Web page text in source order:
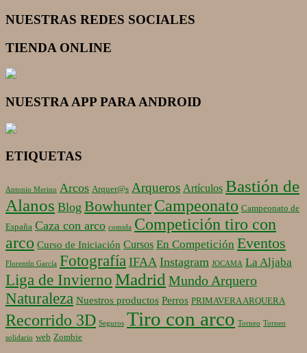
NUESTRAS REDES SOCIALES
TIENDA ONLINE
NUESTRA APP PARA ANDROID
ETIQUETAS
Antonio Merino Arcos Arquer@s Arqueros Artículos Bastión de
Alanos Blog Bowhunter Campeonato Campeonato de
España Caza con arco comida Competición tiro con
arco Curso de Iniciación Cursos En Competición Eventos
Florentín García Fotografía IFAA Instagram JOCAMA La Aljaba
Liga de Invierno Madrid Mundo Arquero
Naturaleza Nuestros productos Perros PRIMAVERA ARQUERA
Recorrido 3D Seguros Tiro con arco Torneo Torneo
solidario web Zombie